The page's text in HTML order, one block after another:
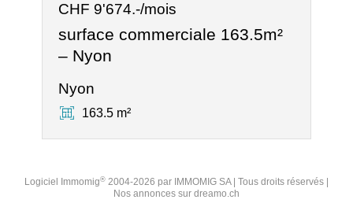
CHF 9'674.-/mois
surface commerciale 163.5m²
– Nyon
Nyon
163.5 m²
Logiciel Immomig® 2004-2026 par IMMOMIG SA | Tous droits réservés |
Nos annonces sur dreamo.ch